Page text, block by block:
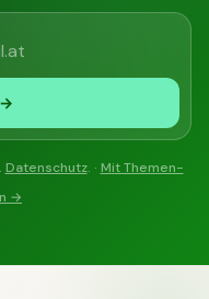
Datenschutz. · Mit Themen-
→